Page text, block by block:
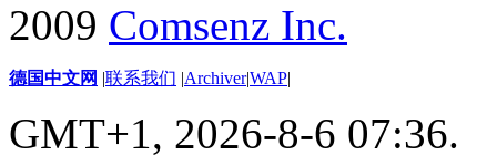
2009 Comsenz Inc.
德国中文网 |联系我们 |Archiver|WAP|
GMT+1, 2026-8-6 07:36.